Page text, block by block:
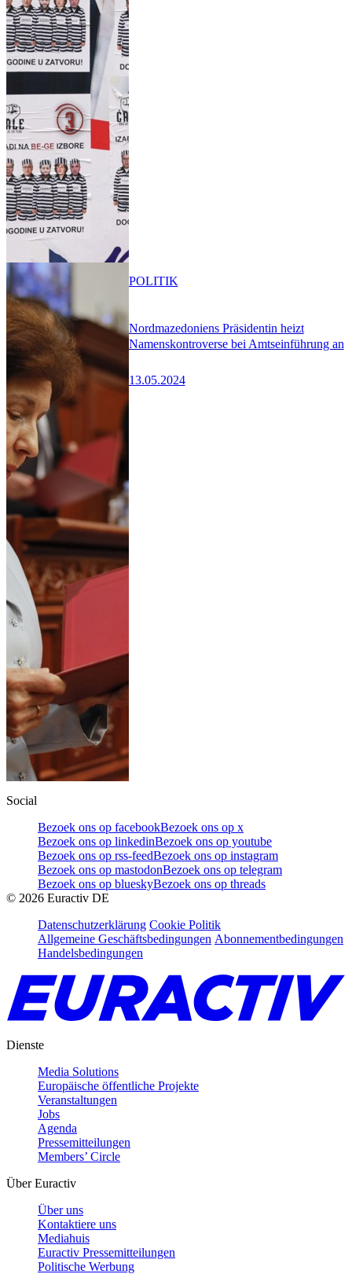
Nordmazedoniens Präsidentin heizt
Namenskontroverse bei Amtseinführung an
13.05.2024
POLITIK
Social
Bezoek ons op facebookBezoek ons op x
Bezoek ons op linkedinBezoek ons op youtube
Bezoek ons op rss-feedBezoek ons op instagram
Bezoek ons op mastodonBezoek ons op telegram
Bezoek ons op blueskyBezoek ons op threads
© 2026 Euractiv DE
Datenschutzerklärung Cookie Politik
Allgemeine Geschäftsbedingungen Abonnementbedingungen
Handelsbedingungen
Dienste
Media Solutions
Europäische öffentliche Projekte
Veranstaltungen
Jobs
Agenda
Pressemitteilungen
Members’ Circle
Über Euractiv
Über uns
Kontaktiere uns
Mediahuis
Euractiv Pressemitteilungen
Politische Werbung